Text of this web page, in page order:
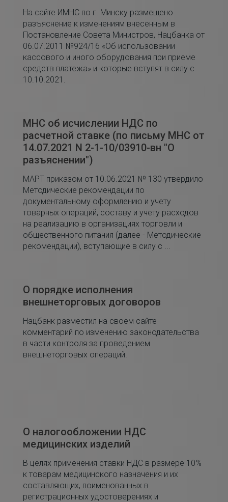
На сайте ИМНС по г. Минску размещено
разъяснение к изменениям внесенным в
Постановление Совета Министров, Нацбанка от
06.07.2011 №924/16 «Об использовании
кассового и иного оборудования при приеме
средств платежа» и которые вступят в силу с
10.10.2021.
МНС об исчислении НДС по
расчетной ставке (по письму МНС от
14.07.2021 N 2-1-10/03910-вн "О
разъяснении")
МАРТ приказом от 10.06.2021 № 130 утвердило
Методические рекомендации по
документальному оформлению и учету
товарных операций, составу и учету расходов
на реализацию в организациях торговли и
общественного питания (далее - Методические
рекомендации), вступающие в силу с ...
О порядке исполнения
внешнеторговых договоров
Нацбанк разместил на своем сайте
комментарий по изменению законодательства
в части контроля за проведением
внешнеторговых операций.
О налогообложении НДС
медицинских изделий
В целях применения ставки НДС в размере 10%
к товарам медицинского назначения и их
составляющих, поименованных в
регистрационных удостоверениях и